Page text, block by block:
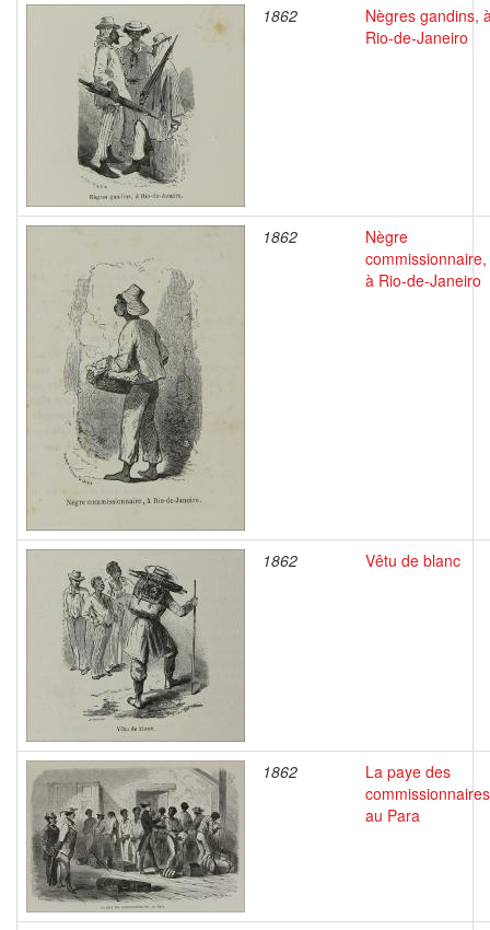
1862
Nègres gandins,
Rio-de-Janeiro
1862
Nègre
commissionnaire,
à Rio-de-Janeiro
1862 Vêtu de blanc
1862
La paye des
au Para